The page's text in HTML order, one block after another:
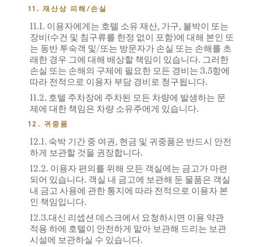
11. 재산상 피해/손실
11.1. 이용자에게는 호텔 소유 재산, 가구, 붙박이 또는
장비(수건 및 침구류를 한정 없이 포함)에 대해 본인 또
는 동반 투숙객 및/또는 방문자가 손실 또는 손해를 초
래한 경우 그에 대해 배상할 책임이 있습니다. 그러한
손실 또는 손해의 구제에 필요한 모든 경비는 3.5항에
따라 전적으로 이용자 부담 경비로 청구됩니다.
11.2. 호텔 주차장에 주차된 모든 차량에 발생하는 문
제에 대한 책임은 차량 소유주에게 있습니다.
12. 귀중품
12.1. 숙박 기간 중 여권, 현금 및 귀중품은 반드시 안전
하게 보관할 것을 권장합니다.
12.2. 이용자 편의를 위해 모든 객실에는 금고가 마련
되어 있습니다. 객실 내 금고에 보관해 둔 물품은 객실
내 금고 사용에 관한 통지에 따라 전적으로 이용자 본
인 책임입니다.
12.3.대신 리셉션 데스크에서 요청하시면 이용 약관
적용 하에 호텔이 안전하게 맡아 보관해 드리는 보관
시설에 보관하실 수 있습니다.